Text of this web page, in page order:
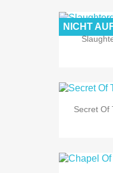
NICHT
Secret Of